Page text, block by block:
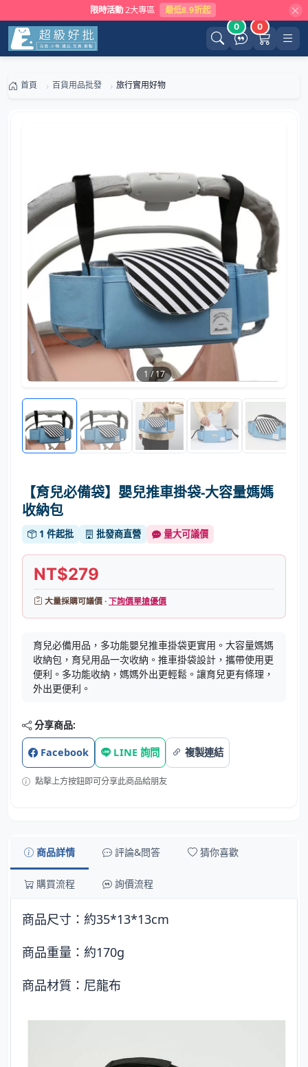
限時活動 2大專區 最低8.9折起
0 0
首頁 百貨用品批發 旅行實用好物
1/17
【育兒必備袋】嬰兒推車掛袋-大容量媽媽
收納包
1 件起批 批發商直營 量大可議價
NT$279
大量採購可議價 ·下詢價單搶優價
育兒必備用品，多功能嬰兒推車掛袋更實用。大容量媽媽
收納包，育兒用品一次收納。推車掛袋設計，攜帶使用更
便利。多功能收納，媽媽外出更輕鬆。讓育兒更有條理，
外出更便利。
分享商品:
Facebook LINE 詢問 複製連結
點擊上方按鈕即可分享此商品給朋友
商品詳情 評論&問答 猜你喜歡
購買流程 詢價流程
商品尺寸：約35*13*13cm
商品重量：約170g
商品材質：尼龍布